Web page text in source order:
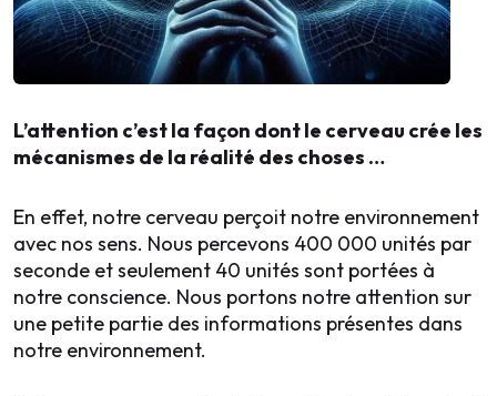
L’attention c’est la façon dont le cerveau crée les
mécanismes de la réalité des choses …
En effet, notre cerveau perçoit notre environnement
avec nos sens. Nous percevons 400 000 unités par
seconde et seulement 40 unités sont portées à
notre conscience. Nous portons notre attention sur
une petite partie des informations présentes dans
notre environnement.